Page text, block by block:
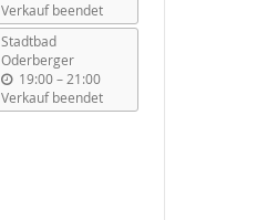
i
s
Verkauf beendet
Stadtbad
Oderberger
19:00 –b
i
s
21:00
Verkauf beendet